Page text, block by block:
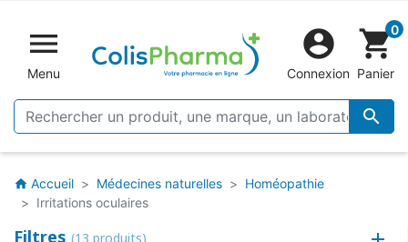

Menu


Connexion
shopping_cart0
Panier
home Accueil Médecines naturelles
Homéopathie
Irritations oculaires
Filtres (13 produits)